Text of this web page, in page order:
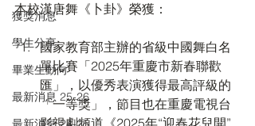
獲獎消息
學生分享
畢業生動向
最新消息 25-26
本校漢唐舞《卜卦》榮獲：
國家教育部主辦的省級中國舞白名
單比賽「2025年重慶市新春聯歡
匯」，以優秀表演獲得最高評級的
「一等獎」，節目也在重慶電視台
影視劇頻道《2025年“迎春花兒開”